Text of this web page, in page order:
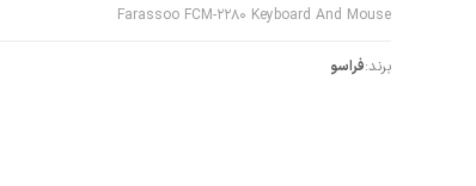
Farassoo FCM-2280 Keyboard And Mouse
برند:فراسو